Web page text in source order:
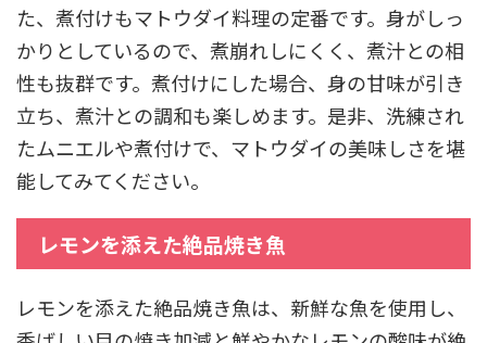
た、煮付けもマトウダイ料理の定番です。身がしっ
かりとしているので、煮崩れしにくく、煮汁との相
性も抜群です。煮付けにした場合、身の甘味が引き
立ち、煮汁との調和も楽しめます。是非、洗練され
たムニエルや煮付けで、マトウダイの美味しさを堪
能してみてください。
レモンを添えた絶品焼き魚
レモンを添えた絶品焼き魚は、新鮮な魚を使用し、